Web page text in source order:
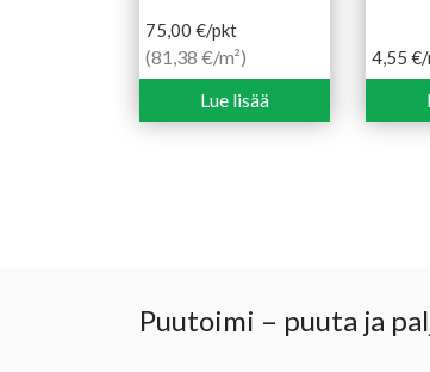
75,00 €/pkt
(81,38 €/m²)
Lue lisää
4,55 €/
Puutoimi – puuta ja